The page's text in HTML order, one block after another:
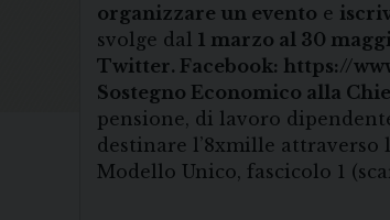
organizzare un evento e
svolge dal 1 marzo al 30
Twitter. Facebook: https://
Sostegno Economico alla
pensione, di lavoro
destinare l’8xmille attraverso
Modello Unico, fascicolo 1